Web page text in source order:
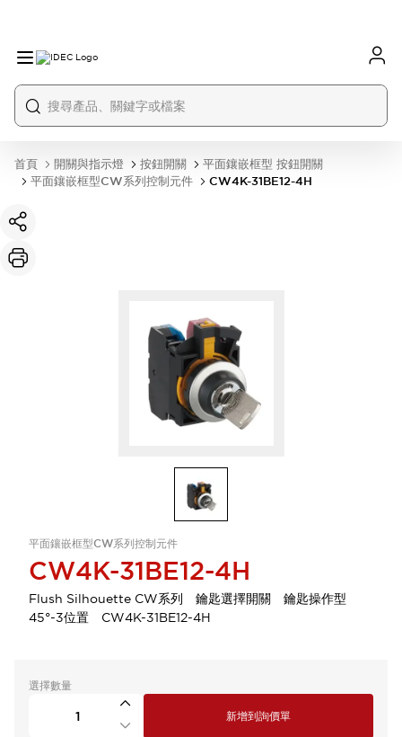
首頁 開關與指示燈 按鈕開關
平面鑲嵌框型 按鈕開關
平面鑲嵌框型CW系列控制元件
CW4K-31BE12-4H
平面鑲嵌框型CW系列控制元件
CW4K-31BE12-4H
Flush Silhouette CW系列 鑰匙選擇開關 鑰匙操作型
45°-3位置 CW4K-31BE12-4H
選擇數量
新增到詢價單